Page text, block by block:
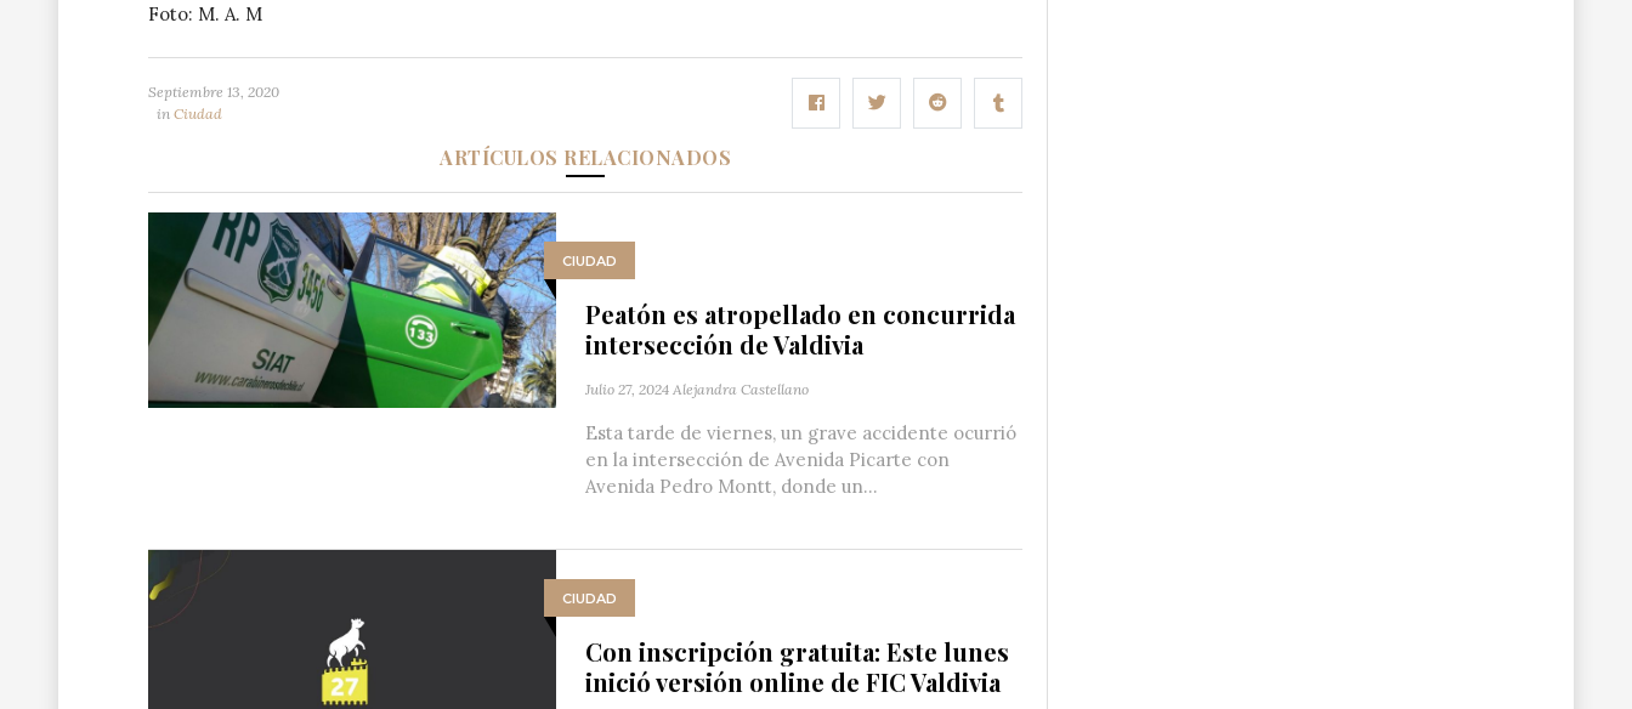
Foto: M. A. M
Septiembre 13, 2020
in Ciudad
ARTÍCULOS RELACIONADOS
CIUDAD
Peatón es atropellado en concurrida
intersección de Valdivia
Julio 27, 2024 Alejandra Castellano
Esta tarde de viernes, un grave accidente ocurrió
en la intersección de Avenida Picarte con
Avenida Pedro Montt, donde un...
CIUDAD
Con inscripción gratuita: Este lunes
inició versión online de FIC Valdivia